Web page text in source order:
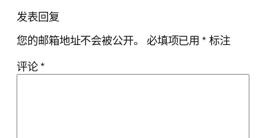
发表回复
您的邮箱地址不会被公开。 必填项已用*标注
评论*